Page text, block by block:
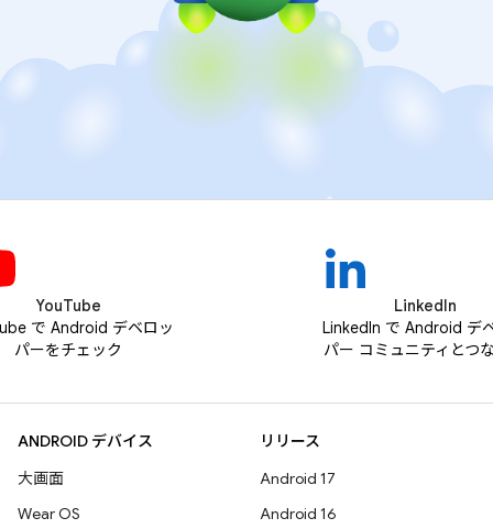
YouTube
で Android デベロッ
パーをチェック
LinkedIn
LinkedIn で Android デ
パー コミュニティとつ
ANDROID デバイス
大画面
Wear OS
リリース
Android 17
Android 16